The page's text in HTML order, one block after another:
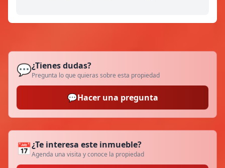
💬¿Tienes dudas?
Pregunta lo que quieras sobre esta propiedad
💬Hacer una pregunta
📅¿Te interesa este inmueble?
Agenda una visita y conoce la propiedad